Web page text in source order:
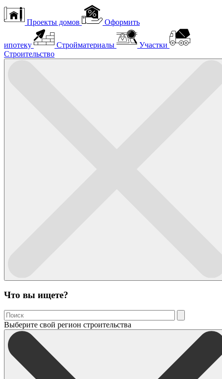
Проекты домов Оформить
ипотеку Стройматериалы
Участки
Строительство
Что вы ищете?
Выберите свой регион строительства